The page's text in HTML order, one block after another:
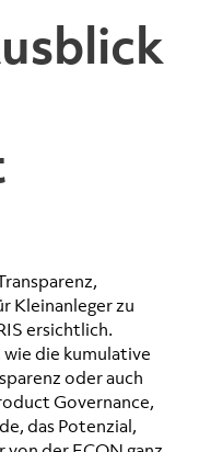
Kleinanleger zu
ersichtlich.
wie die kumulative
oder auch
Governance,
das Potenzial,